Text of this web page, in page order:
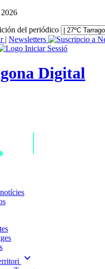
del periódico
| Newsletters
expand_more